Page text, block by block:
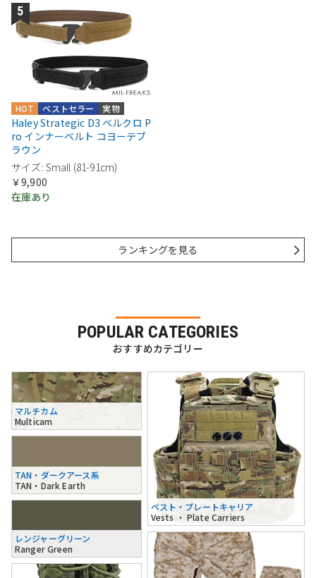
実物
ベストセラー
HOT
Haley Strategic D3 ベルクロ P
ro インナーベルト コヨーテブ
ラウン
サイズ: Small (81-91cm)
￥9,900
在庫あり
ランキングを見る
POPULAR CATEGORIES
おすすめカテゴリー
マルチカム
Multicam
TAN・ダークアース系
TAN・Dark Earth
レンジャーグリーン
Ranger Green
ベスト・プレートキャリア
Vests ・ Plate Carriers